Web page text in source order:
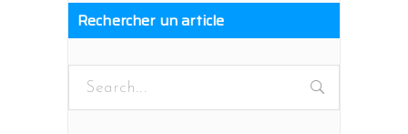
Rechercher un article
Search